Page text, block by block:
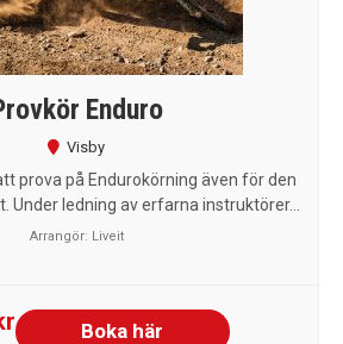
Enduro
Visby
prova på Endurokörning även för den
Under ledning av erfarna instruktörer...
Arrangör: Liveit
Boka här